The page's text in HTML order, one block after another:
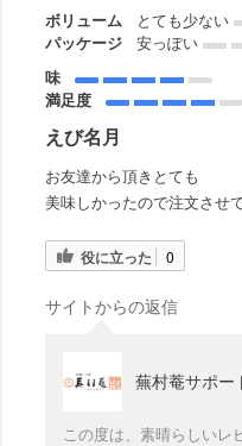
ボリューム
とても少ない
パッケージ
安っぽい
味
満足度
えび名月
お友達から頂きとても
美味しかったので注文させ
役に立った 0
サイトからの返信
蕪村菴サポー
この度は、素晴らしいレ